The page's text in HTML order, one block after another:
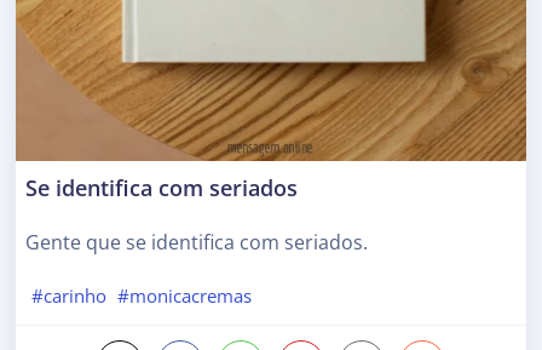
Se identifica com seriados
Gente que se identifica com seriados.
#carinho #monicacremas